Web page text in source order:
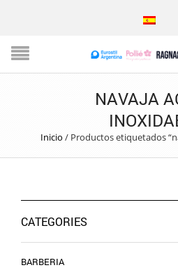
NAVAJA
Inicio/ Productos etiquetados
CATEGORIES
BARBERIA